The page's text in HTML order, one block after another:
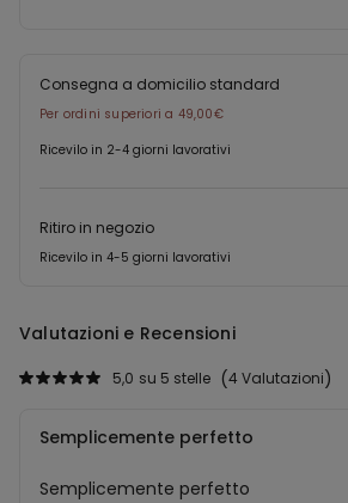
Consegna a domicilio standard
Per ordini superiori a 49,00€
Ricevilo in 2-4 giorni lavorativi
Ritiro in negozio
Ricevilo in 4-5 giorni lavorativi
Valutazioni e Recensioni
4 Valutazioni
5,0 su 5 stelle
Semplicemente perfetto
Semplicemente perfetto